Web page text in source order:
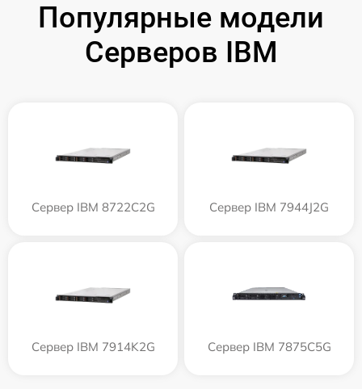
Популярные модели
Серверов IBM
Сервер IBM 8722C2G Сервер IBM 7944J2G
Сервер IBM 7914K2G Сервер IBM 7875C5G